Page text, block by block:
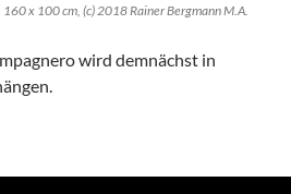
x 100 cm, (c) 2018 Rainer Bergmann M.A.
wird demnächst in